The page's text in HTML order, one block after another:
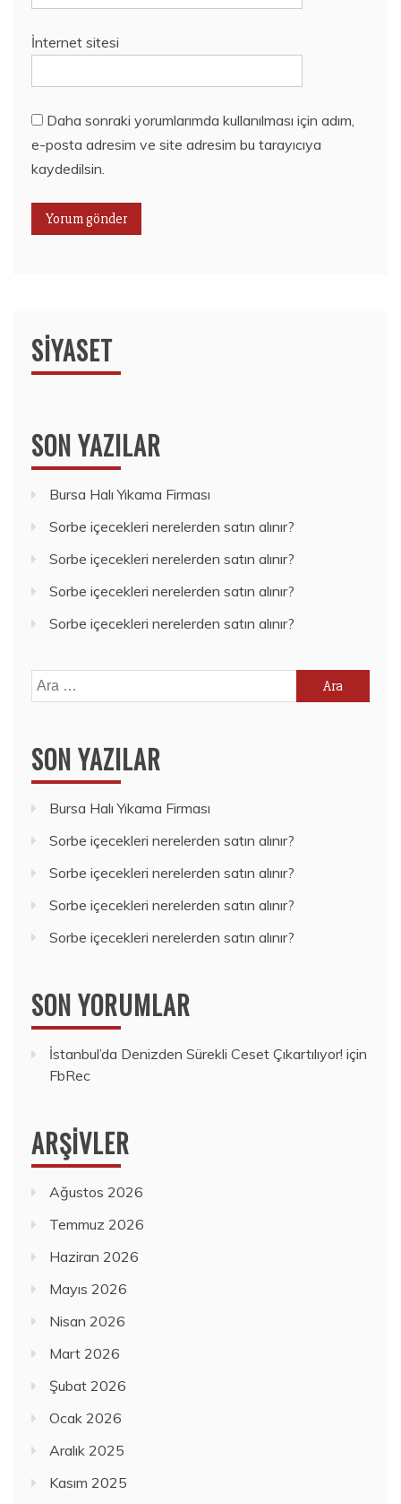
İnternet sitesi
Daha sonraki yorumlarımda kullanılması için adım,
e-posta adresim ve site adresim bu tarayıcıya
kaydedilsin.
SIYASET
SON YAZILAR
Bursa Halı Yıkama Firması
Sorbe içecekleri nerelerden satın alınır?
Sorbe içecekleri nerelerden satın alınır?
Sorbe içecekleri nerelerden satın alınır?
Sorbe içecekleri nerelerden satın alınır?
Arama:
SON YAZILAR
Bursa Halı Yıkama Firması
Sorbe içecekleri nerelerden satın alınır?
Sorbe içecekleri nerelerden satın alınır?
Sorbe içecekleri nerelerden satın alınır?
Sorbe içecekleri nerelerden satın alınır?
SON YORUMLAR
İstanbul’da Denizden Sürekli Ceset Çıkartılıyor! için
FbRec
ARŞIVLER
Ağustos 2026
Temmuz 2026
Haziran 2026
Mayıs 2026
Nisan 2026
Mart 2026
Şubat 2026
Ocak 2026
Aralık 2025
Kasım 2025